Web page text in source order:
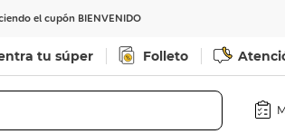
el cupón BIENVENIDO
tu súper Folleto